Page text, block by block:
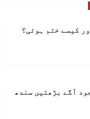
کیسے ختم ہوئی؟
آگے بڑھتیں سندھ